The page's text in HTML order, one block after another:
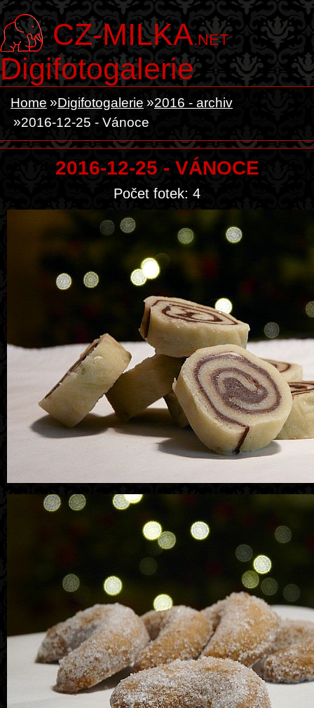
CZ-MILKA.NET
Digifotogalerie
Home Digifotogalerie
2016 - archiv
2016-12-25 - Vánoce
2016-12-25 - VÁNOCE
Počet fotek: 4